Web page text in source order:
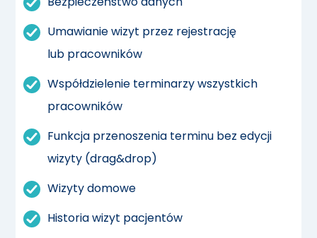
Umawianie wizyt przez rejestrację
lub pracowników
Współdzielenie terminarzy wszystkich
pracowników
Funkcja przenoszenia terminu bez edycji
wizyty (drag&drop)
Wizyty domowe
Historia wizyt pacjentów